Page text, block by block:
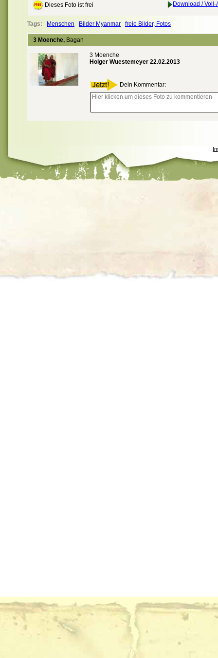
Dieses Foto ist frei Download / Voll-
Tags: Menschen Bilder Myanmar freie Bilder, Fotos
3 Moenche, Bagan
3 Moenche
Holger Wuestemeyer 22.02.2013
Dein Kommentar: